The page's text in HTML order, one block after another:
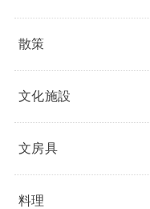
散策
文化施設
文房具
料理